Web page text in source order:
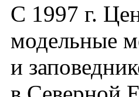
С 1997 г.
модельные
и